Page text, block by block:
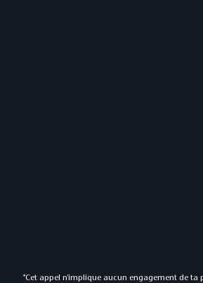
*Cet appel n'implique aucun engagement de ta